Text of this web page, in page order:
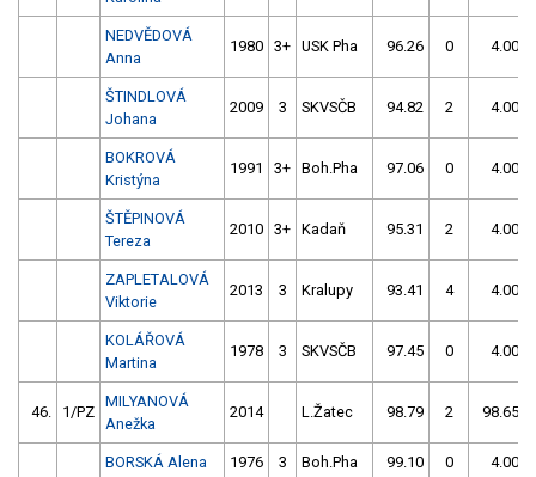
NEDVĚDOVÁ
Anna
1980 3+ USK Pha 96.26 0 4.00
ŠTINDLOVÁ
Johana
2009 3 SKVSČB 94.82 2 4.00
BOKROVÁ
Kristýna
1991 3+ Boh.Pha 97.06 0 4.00
ŠTĚPINOVÁ
Tereza
2010 3+ Kadaň 95.31 2 4.00
ZAPLETALOVÁ
Viktorie
2013 3 Kralupy 93.41 4 4.00
KOLÁŘOVÁ
Martina
1978 3 SKVSČB 97.45 0 4.00
46. 1/PZ
MILYANOVÁ
Anežka
2014 L.Žatec 98.79 2 98.65
BORSKÁ Alena 1976 3 Boh.Pha 99.10 0 4.00